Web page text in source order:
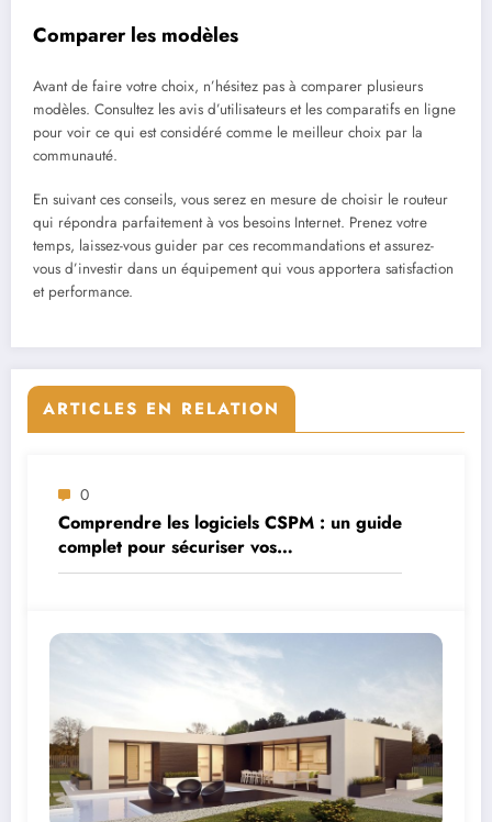
Comparer les modèles
Avant de faire votre choix, n’hésitez pas à comparer plusieurs
modèles. Consultez les avis d’utilisateurs et les comparatifs en ligne
pour voir ce qui est considéré comme le meilleur choix par la
communauté.
En suivant ces conseils, vous serez en mesure de choisir le routeur
qui répondra parfaitement à vos besoins Internet. Prenez votre
temps, laissez-vous guider par ces recommandations et assurez-
vous d’investir dans un équipement qui vous apportera satisfaction
et performance.
ARTICLES EN RELATION
0
Comprendre les logiciels CSPM : un guide
complet pour sécuriser vos
environnements cloud